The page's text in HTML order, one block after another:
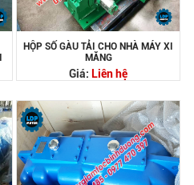
HỘP SỐ GÀU TẢI CHO NHÀ MÁY XI
MĂNG
Giá: Liên hệ